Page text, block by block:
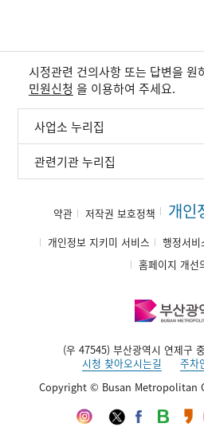
시정관련 건의사항 또는 답변을 원
민원신청 을 이용하여 주세요.
사업소 누리집
관련기관 누리집
약관 저작권 보호정책 개인
개인정보 지키미 서비스 행정서비
홈페이지 개선
(우 47545) 부산광역시 연제구
시청 찾아오시는길
주차
Copyright © Busan Metropolitan
인
스
트
위
페
이
네
이
카
카